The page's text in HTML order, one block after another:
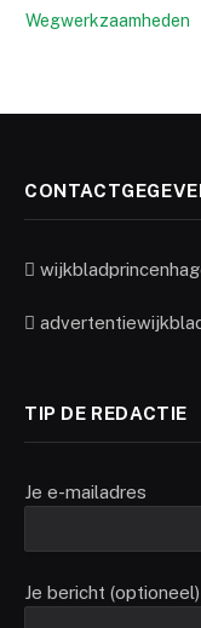
Wegwerkzaamheden
TIP DE REDACTIE
Je e-mailadres
Je bericht (optioneel)